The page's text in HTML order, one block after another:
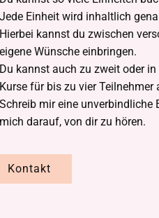
Jede Einheit wird inhaltlich
Hierbei kannst du zwischen
eigene Wünsche einbringen.
Du kannst auch zu zweit oder
Kurse für bis zu vier Teilnehmer
Schreib mir eine unverbindliche
mich darauf, von dir zu hören.
Kontakt